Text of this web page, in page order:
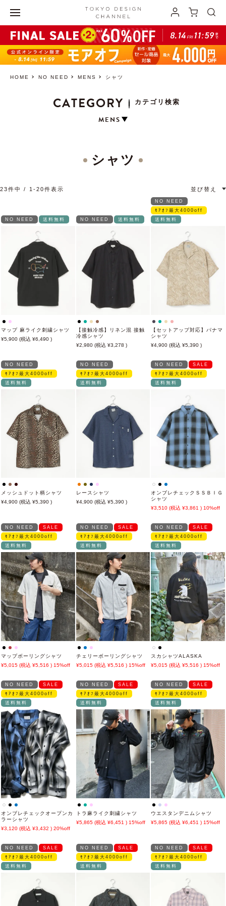
HOME NO NEED MENS シャツ
CATEGORY
カテゴリ検索
MENS
シャツ
並び替え
23件中 1 -20件表示
NO NEED 送料無料
マップ 麻ライク刺繍シャツ
5,900
6,490
NO NEED 送料無料
【接触冷感】リネン混 接触
冷感シャツ
2,980
3,278
NO NEED
ﾓｱｵﾌ最大4000off
送料無料
【セットアップ対応】パナマ
シャツ
4,900
5,390
NO NEED
ﾓｱｵﾌ最大4000off
送料無料
メッシュドット柄シャツ
4,900
5,390
NO NEED
ﾓｱｵﾌ最大4000off
送料無料
レースシャツ
4,900
5,390
NO NEED
SALE
ﾓｱｵﾌ最大4000off
送料無料
オンブレチェックＳＳＢＩＧ
シャツ
3,510
3,861 10%off
NO NEED
SALE
ﾓｱｵﾌ最大4000off
送料無料
マップボーリングシャツ
5,015
5,516 15%off
NO NEED
SALE
ﾓｱｵﾌ最大4000off
送料無料
チェリーボーリングシャツ
5,015
5,516 15%off
NO NEED
SALE
ﾓｱｵﾌ最大4000off
送料無料
スカシャツALASKA
5,015
5,516 15%off
NO NEED
SALE
ﾓｱｵﾌ最大4000off
送料無料
オンブレチェックオープンカ
ラーシャツ
3,120
3,432 20%off
NO NEED
SALE
ﾓｱｵﾌ最大4000off
送料無料
トラ麻ライク刺繍シャツ
5,865
6,451 15%off
NO NEED
SALE
ﾓｱｵﾌ最大4000off
送料無料
ウエスタンデニムシャツ
5,865
6,451 15%off
NO NEED
SALE
ﾓｱｵﾌ最大4000off
送料無料
NO NEED
SALE
ﾓｱｵﾌ最大4000off
送料無料
NO NEED
SALE
ﾓｱｵﾌ最大4000off
送料無料